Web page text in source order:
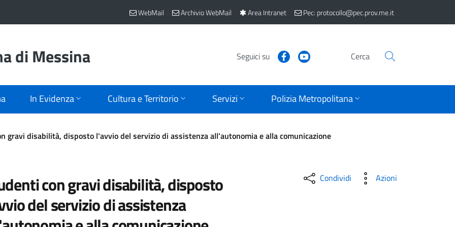
WebMail Archivio WebMail Area Intranet Pec: protocollo@pec.prov.me.it
di Messina Seguici su Cerca
In Evidenza Cultura e Territorio Servizi Polizia Metropolitana
gravi disabilità, disposto l'avvio del servizio di assistenza all'autonomia e alla comunicazione
con gravi disabilità, disposto
del servizio di assistenza
Condividi Azioni